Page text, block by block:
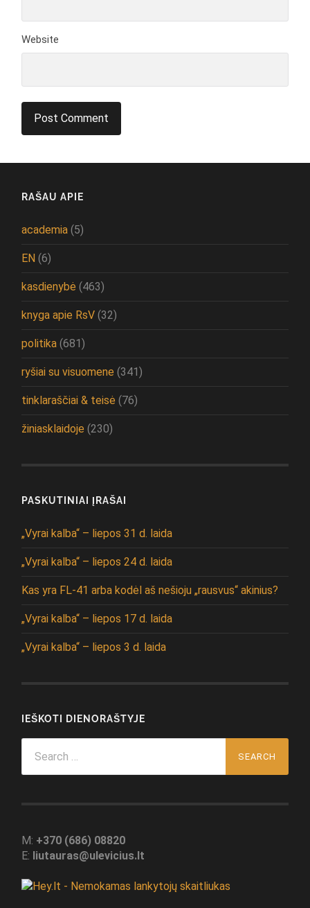
Website
RAŠAU APIE
academia (5)
EN (6)
kasdienybė (463)
knyga apie RsV (32)
politika (681)
ryšiai su visuomene (341)
tinklaraščiai & teisė (76)
žiniasklaidoje (230)
PASKUTINIAI ĮRAŠAI
„Vyrai kalba“ – liepos 31 d. laida
„Vyrai kalba“ – liepos 24 d. laida
Kas yra FL-41 arba kodėl aš nešioju „rausvus“ akinius?
„Vyrai kalba“ – liepos 17 d. laida
„Vyrai kalba“ – liepos 3 d. laida
IEŠKOTI DIENORAŠTYJE
for:
M: +370 (686) 08820
E: liutauras@ulevicius.lt